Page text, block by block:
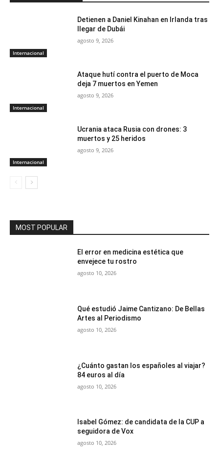
Internacional
Detienen a Daniel Kinahan en Irlanda tras
llegar de Dubái
agosto 9, 2026
Internacional
Ataque hutí contra el puerto de Moca
deja 7 muertos en Yemen
agosto 9, 2026
Internacional
Ucrania ataca Rusia con drones: 3
muertos y 25 heridos
agosto 9, 2026
MOST POPULAR
El error en medicina estética que
envejece tu rostro
agosto 10, 2026
Qué estudió Jaime Cantizano: De Bellas
Artes al Periodismo
agosto 10, 2026
¿Cuánto gastan los españoles al viajar?
84 euros al día
agosto 10, 2026
Isabel Gómez: de candidata de la CUP a
seguidora de Vox
agosto 10, 2026